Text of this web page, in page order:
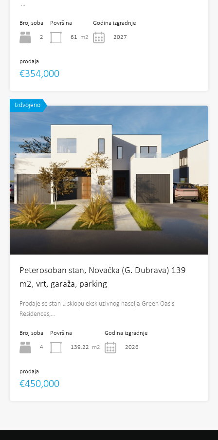
…
Broj soba
2
Površina
61 m2
Godina izgradnje
2027
prodaja
€354,000
Izdvojeno
Peterosoban stan, Novačka (G. Dubrava) 139
m2, vrt, garaža, parking
Prodaje se stan u sklopu ekskluzivnog naselja Green Oasis
Residences,…
Broj soba
4
Površina
139.22 m2
Godina izgradnje
2026
prodaja
€450,000